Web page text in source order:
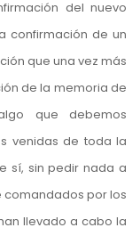
del nuevo
confirmación de un
que una vez más
de la memoria de
que debemos
venidas de toda la
sí, sin pedir nada a
comandados por los
llevado a cabo la